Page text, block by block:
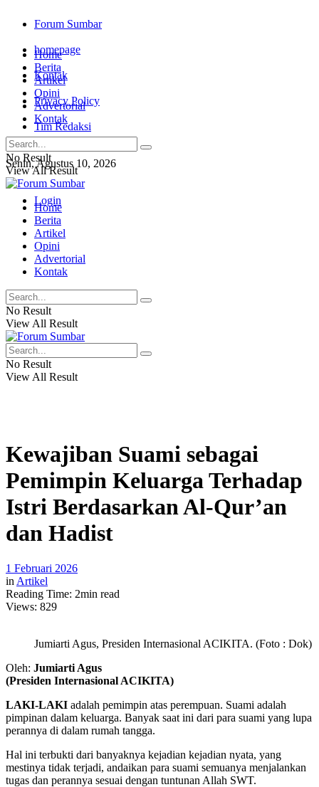
Forum Sumbar
homepage
Kontak
Privacy Policy
Tim Redaksi
Senin, Agustus 10, 2026
Login
Home
Berita
Artikel
Opini
Advertorial
Kontak
No Result
View All Result
Home
Berita
Artikel
Opini
Advertorial
Kontak
No Result
View All Result
No Result
View All Result
Kewajiban Suami sebagai
Pemimpin Keluarga Terhadap
Istri Berdasarkan Al-Qur’an
dan Hadist
1 Februari 2026
in Artikel
Reading Time: 2min read
Views: 829
Jumiarti Agus, Presiden Internasional ACIKITA. (Foto : Dok)
Oleh: Jumiarti Agus
(Presiden Internasional ACIKITA)
LAKI-LAKI adalah pemimpin atas perempuan. Suami adalah
pimpinan dalam keluarga. Banyak saat ini dari para suami yang lupa
perannya di dalam rumah tangga.
Hal ini terbukti dari banyaknya kejadian kejadian nyata, yang
mestinya tidak terjadi, andaikan para suami semuanya menjalankan
tugas dan perannya sesuai dengan tuntunan Allah SWT.